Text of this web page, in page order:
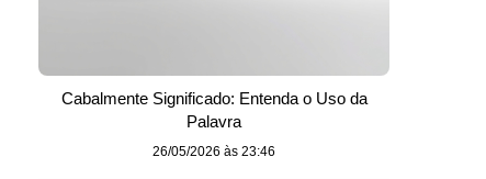
Cabalmente Significado: Entenda o Uso da
Palavra
26/05/2026 às 23:46